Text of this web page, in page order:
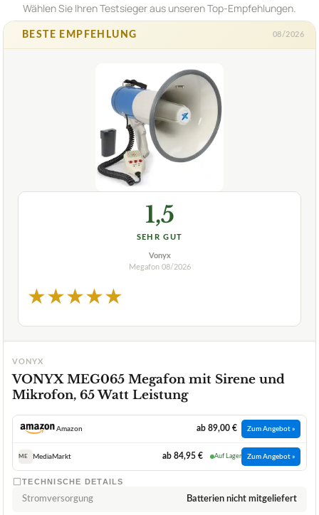
Wählen Sie Ihren Testsieger aus unseren Top-Empfehlungen.
BESTE EMPFEHLUNG 08/2026
1,5
SEHR GUT
Vonyx
Megafon 08/2026
★★★★★
VONYX
VONYX MEG065 Megafon mit Sirene und
Mikrofon, 65 Watt Leistung
Amazon ab 89,00 € Zum Angebot »
ME MediaMarkt ab 84,95 € Auf Lager Zum Angebot »
TECHNISCHE DETAILS
Stromversorgung Batterien nicht mitgeliefert